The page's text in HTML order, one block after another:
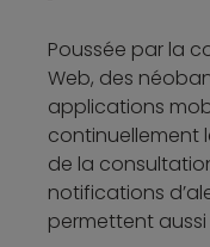
Poussée par la
Web, des
applications
continuellement
de la
notifications
permettent aussi